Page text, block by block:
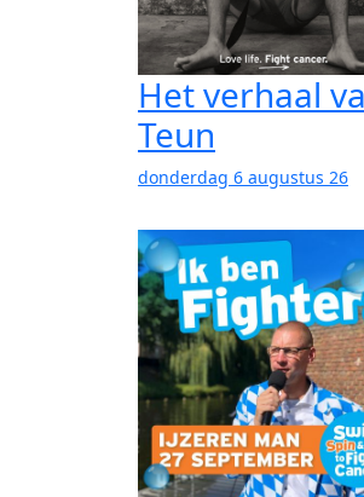
Het verhaal
Teun
donderdag 6 augustus 26